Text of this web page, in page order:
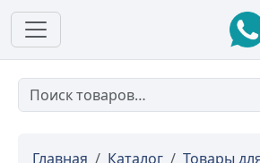
Главная Каталог
Товары